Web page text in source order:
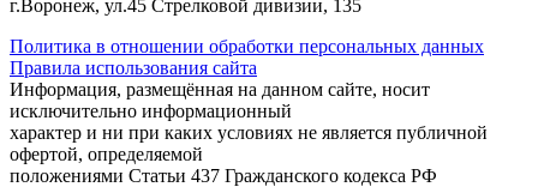
г.Воронеж, ул.45 Стрелковой дивизии, 135
Политика в отношении обработки персональных данных
Правила использования сайта
Информация, размещённая на данном сайте, носит
исключительно информационный
характер и ни при каких условиях не является публичной
офертой, определяемой
положениями Статьи 437 Гражданского кодекса РФ